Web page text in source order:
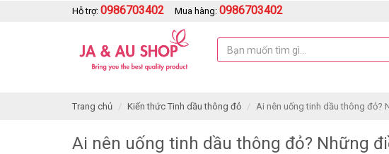
Hỗ trợ: 0986703402 Mua hàng: 0986703402
Trang chủ Kiến thức Tinh dầu thông đỏ Ai nên uống tinh dầu thông đỏ?
Ai nên uống tinh dầu thông đỏ? Những